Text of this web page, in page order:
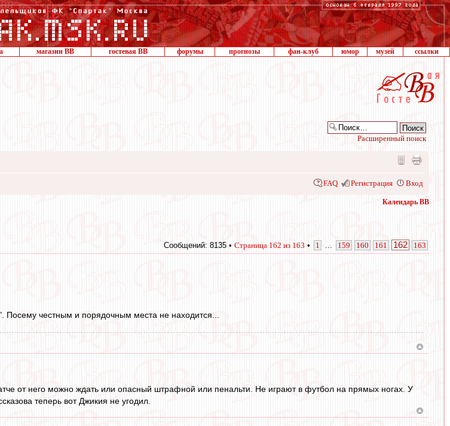
магазин ВВ гостевая ВВ форумы прогнозы фан-клуб юмор музей ссылки
Расширенный поиск
FAQ Регистрация Вход
Календарь ВВ
Сообщений: 8135 • Страница 162 из 163 • 1 159 160 161 162 163
Посему честным и порядочным места не находится...
от него можно ждать или опасный штрафной или пенальти. Не играют в футбол на прямых ногах. У
теперь вот Джикия не угодил.